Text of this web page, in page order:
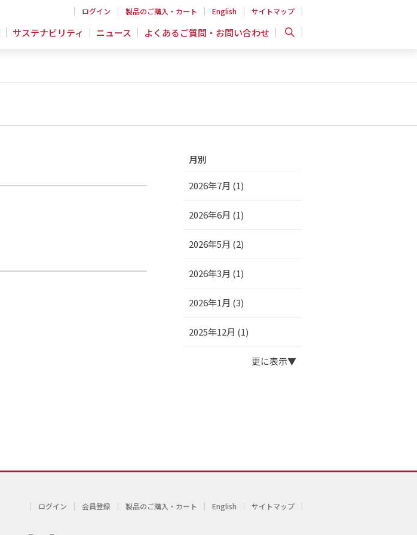
ログイン 製品のご購入・カート English サイトマップ
サステナビリティ ニュース よくあるご質問・お問い合わせ
月別
2026年7月 (1)
2026年6月 (1)
2026年5月 (2)
2026年3月 (1)
2026年1月 (3)
2025年12月 (1)
更に表示
ログイン 会員登録 製品のご購入・カート English サイトマップ